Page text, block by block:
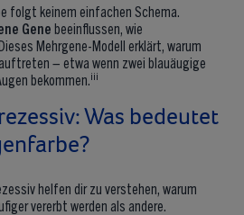
folgt keinem einfachen Schema.
Gene beeinflussen, wie
Mehrgene-Modell erklärt, warum
– etwa wenn zwei blauäugige
bekommen. iii
Was bedeutet
helfen dir zu verstehen, warum
vererbt werden als andere.